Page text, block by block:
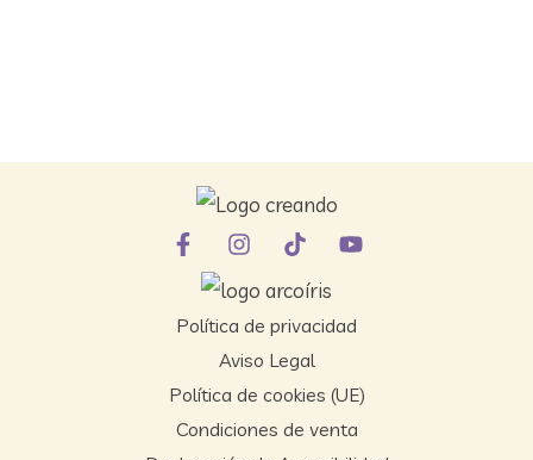
Política de privacidad
Aviso Legal
Política de cookies (UE)
Condiciones de venta